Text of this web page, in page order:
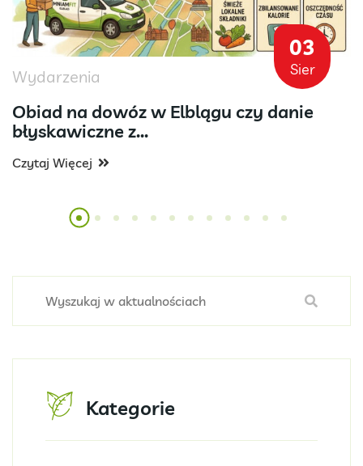
03
Sier
Wydarzenia
Obiad na dowóz w Elblągu czy danie
błyskawiczne z...
Czytaj Więcej
Kategorie